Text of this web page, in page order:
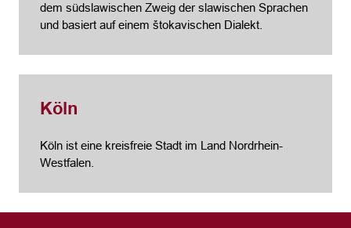
dem südslawischen Zweig der slawischen Sprachen
und basiert auf einem štokavischen Dialekt.
Köln
Köln ist eine kreisfreie Stadt im Land Nordrhein-
Westfalen.